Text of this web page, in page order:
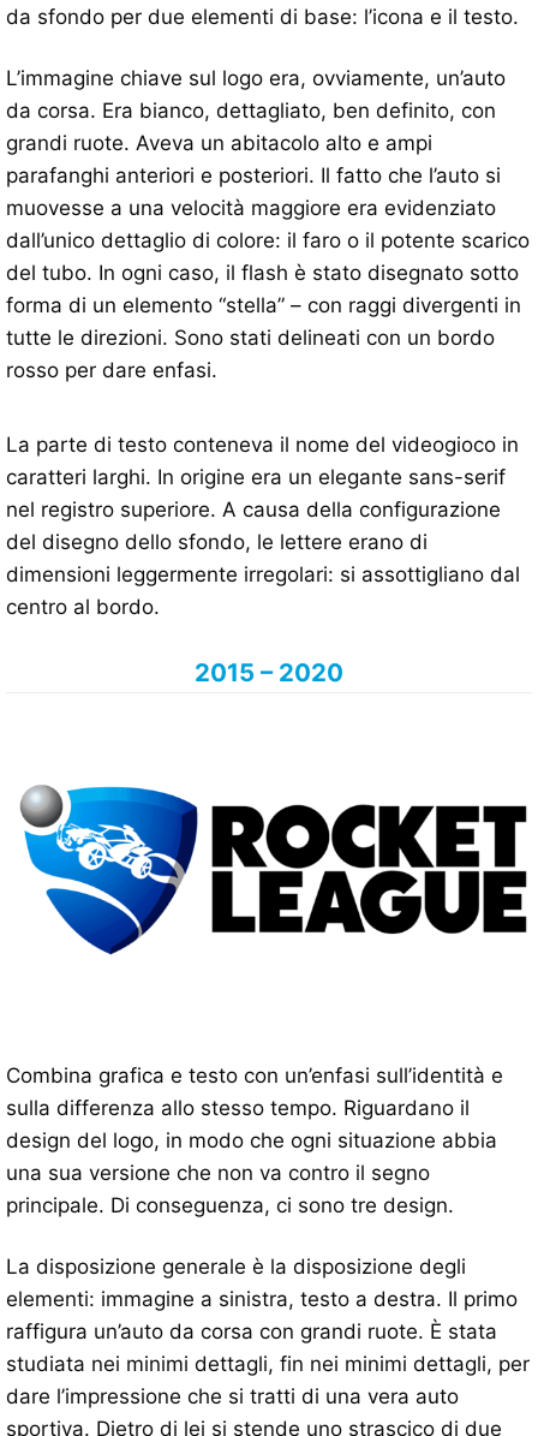
da sfondo per due elementi di base: l’icona e il testo.
L’immagine chiave sul logo era, ovviamente, un’auto
da corsa. Era bianco, dettagliato, ben definito, con
grandi ruote. Aveva un abitacolo alto e ampi
parafanghi anteriori e posteriori. Il fatto che l’auto si
muovesse a una velocità maggiore era evidenziato
dall’unico dettaglio di colore: il faro o il potente scarico
del tubo. In ogni caso, il flash è stato disegnato sotto
forma di un elemento “stella” – con raggi divergenti in
tutte le direzioni. Sono stati delineati con un bordo
rosso per dare enfasi.
La parte di testo conteneva il nome del videogioco in
caratteri larghi. In origine era un elegante sans-serif
nel registro superiore. A causa della configurazione
del disegno dello sfondo, le lettere erano di
dimensioni leggermente irregolari: si assottigliano dal
centro al bordo.
2015 – 2020
Combina grafica e testo con un’enfasi sull’identità e
sulla differenza allo stesso tempo. Riguardano il
design del logo, in modo che ogni situazione abbia
una sua versione che non va contro il segno
principale. Di conseguenza, ci sono tre design.
La disposizione generale è la disposizione degli
elementi: immagine a sinistra, testo a destra. Il primo
raffigura un’auto da corsa con grandi ruote. È stata
studiata nei minimi dettagli, fin nei minimi dettagli, per
dare l’impressione che si tratti di una vera auto
sportiva. Dietro di lei si stende uno strascico di due